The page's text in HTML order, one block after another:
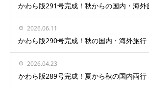
かわら版291号完成！秋からの国内・海外
2026.06.11
かわら版290号完成！秋の国内・海外旅行
2026.04.23
かわら版289号完成！夏から秋の国内両行